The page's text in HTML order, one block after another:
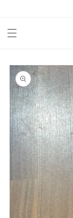
informațiile
despre
produs